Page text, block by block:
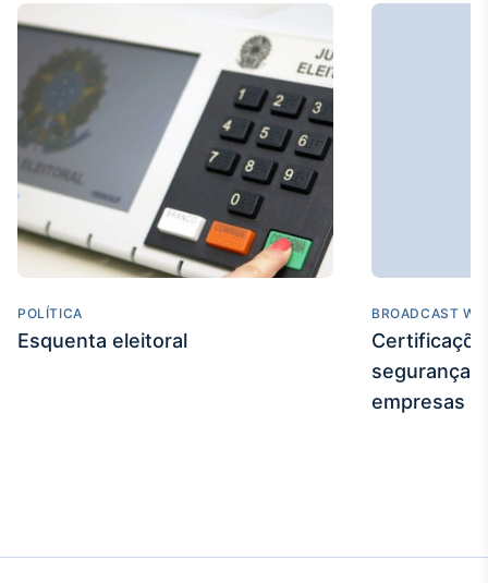
Em breve
Gestão de
Investimentos
Em breve
POLÍTICA
Esquenta eleitoral
BROADCAST
segurança
empresas